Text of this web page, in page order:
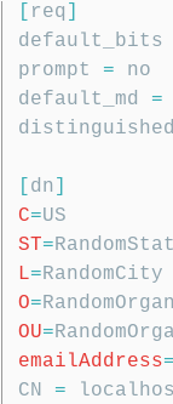
req
default_bits
prompt = no
default_md =
dn
C=
ST=
L=
O=
OU=
emailAddress=
CN =